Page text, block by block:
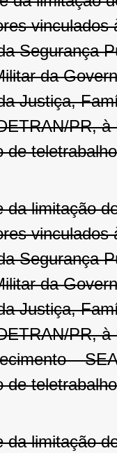
Segurança
da
Justiça,
PR,
de
da limitação
Segurança
da
Justiça,
PR,
–
de
da limitação